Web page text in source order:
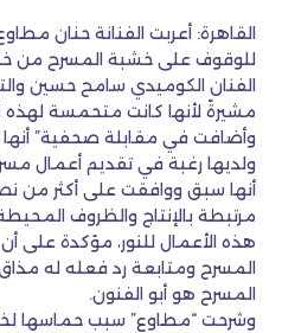
القاهرة: أعربت الفنانة حنان
للوقوف على خشبة المسرح من
الفنان الكوميدي سامح حسين
مشيرةً لأنها كانت متحمسة لهذه
وأضافت في مقابلة صحفية”
ولديها رغبة في تقديم أعمال
أنها سبق ووافقت على أكثر من
مرتبطة بالإنتاج والظروف
هذه الأعمال للنور، مؤكدة على
المسرح ومتابعة رد فعله له
المسرح هو أبو الفنون.
وشرحت “مطاوع” سبب حماسها